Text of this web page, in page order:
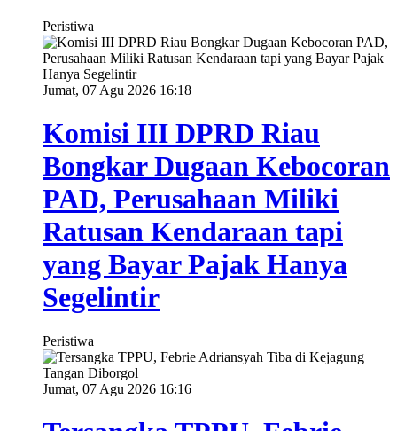
Peristiwa
Jumat, 07 Agu 2026 16:18
Komisi III DPRD Riau
Bongkar Dugaan Kebocoran
PAD, Perusahaan Miliki
Ratusan Kendaraan tapi
yang Bayar Pajak Hanya
Segelintir
Peristiwa
Jumat, 07 Agu 2026 16:16